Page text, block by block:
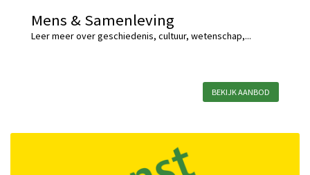
Mens & Samenleving
Leer meer over geschiedenis, cultuur, wetenschap,...
BEKIJK AANBOD